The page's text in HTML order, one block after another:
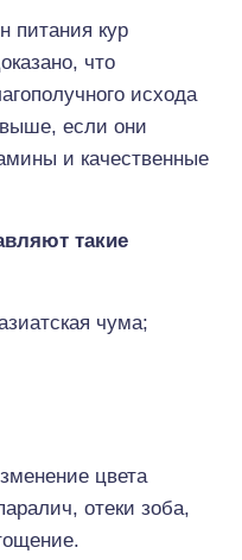
питания кур
что
исхода
если они
и качественные
такие
чума;
цвета
отеки зоба,